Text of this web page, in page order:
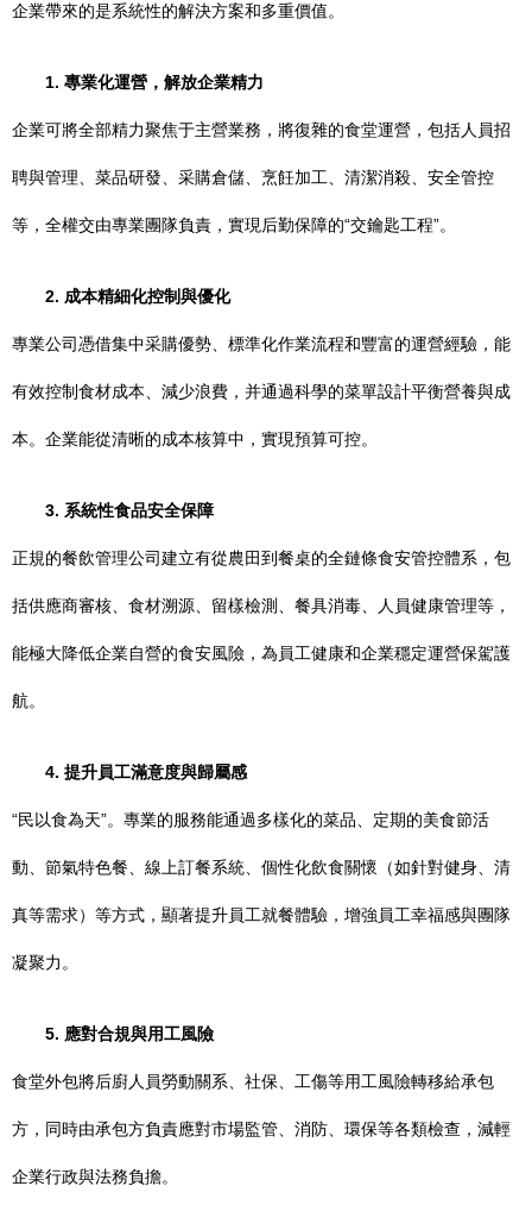
企業帶來的是系統性的解決方案和多重價值。
1. 專業化運營，解放企業精力
企業可將全部精力聚焦于主營業務，將復雜的食堂運營，包括人員招
聘與管理、菜品研發、采購倉儲、烹飪加工、清潔消殺、安全管控
等，全權交由專業團隊負責，實現后勤保障的“交鑰匙工程”。
2. 成本精細化控制與優化
專業公司憑借集中采購優勢、標準化作業流程和豐富的運營經驗，能
有效控制食材成本、減少浪費，并通過科學的菜單設計平衡營養與成
本。企業能從清晰的成本核算中，實現預算可控。
3. 系統性食品安全保障
正規的餐飲管理公司建立有從農田到餐桌的全鏈條食安管控體系，包
括供應商審核、食材溯源、留樣檢測、餐具消毒、人員健康管理等，
能極大降低企業自營的食安風險，為員工健康和企業穩定運營保駕護
航。
4. 提升員工滿意度與歸屬感
“民以食為天”。專業的服務能通過多樣化的菜品、定期的美食節活
動、節氣特色餐、線上訂餐系統、個性化飲食關懷（如針對健身、清
真等需求）等方式，顯著提升員工就餐體驗，增強員工幸福感與團隊
凝聚力。
5. 應對合規與用工風險
食堂外包將后廚人員勞動關系、社保、工傷等用工風險轉移給承包
方，同時由承包方負責應對市場監管、消防、環保等各類檢查，減輕
企業行政與法務負擔。